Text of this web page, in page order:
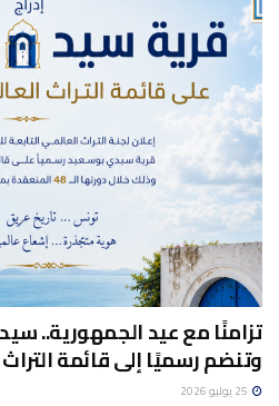
تزامنًا مع عيد الجمهورية..
وتنضم رسميًا إلى قائمة